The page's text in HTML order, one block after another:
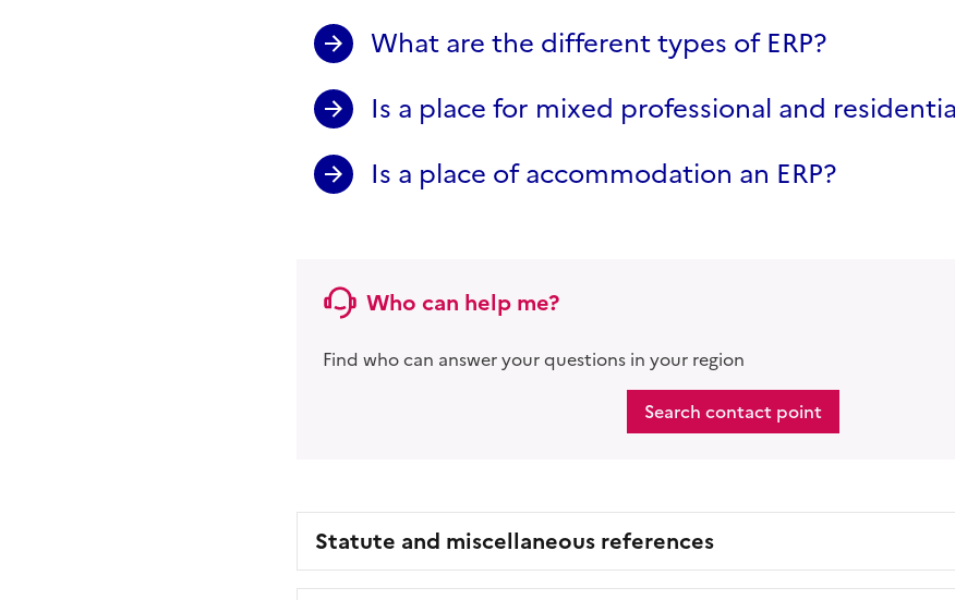
What are the different types of ERP?
Is a place for mixed professional and
Is a place of accommodation an ERP?
Who can help me?
Find who can answer your questions in your region
Search contact point
Statute and miscellaneous references